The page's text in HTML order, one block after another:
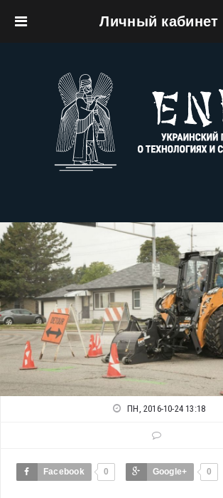
Личный кабинет
ПН, 2016-10-24 13:18
Facebook 0 Google+ 0